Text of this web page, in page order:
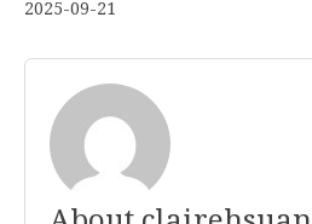
2025-09-21